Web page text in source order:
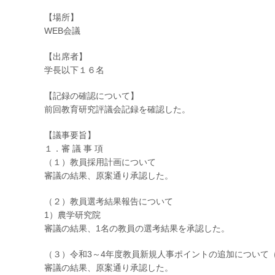
【場所】
WEB会議
【出席者】
学長以下１６名
【記録の確認について】
前回教育研究評議会記録を確認した。
【議事要旨】
１．審 議 事 項
（１）教員採用計画について
審議の結果、原案通り承認した。
（２）教員選考結果報告について
1）農学研究院
審議の結果、1名の教員の選考結果を承認した。
（３）令和3～4年度教員新規人事ポイントの追加について
審議の結果、原案通り承認した。